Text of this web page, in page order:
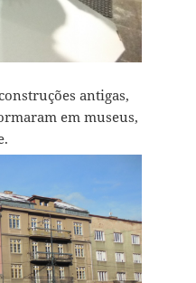
antigas,
em museus,